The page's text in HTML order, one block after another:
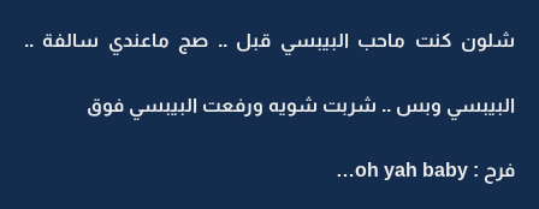
شلون كنت ماحب البيبسي قبل .. صج ماعندي سالفة ..
البيبسي وبس .. شربت شويه ورفعت البيبسي فوق
فرح : oh yah baby…